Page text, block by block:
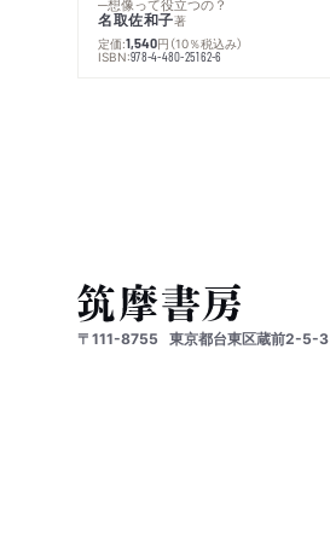
─想像って役立つの？
名取佐和子著
定価:1,540円 （10％税込み）
ISBN:978-4-480-25162-6
〒111-8755 東京都台東区蔵前2-5-3